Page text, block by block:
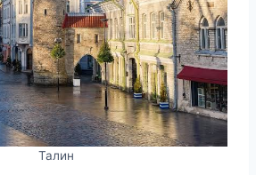
Талин